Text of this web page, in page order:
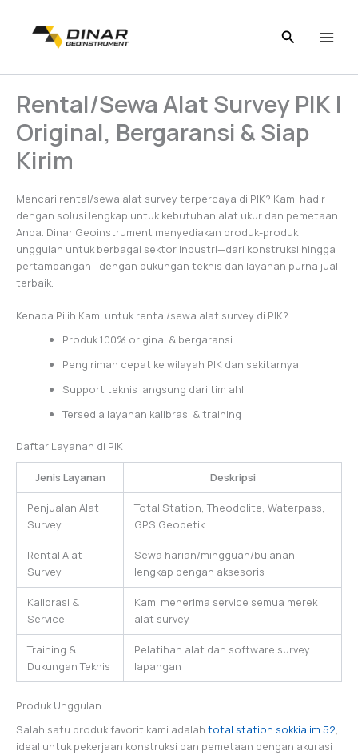
Rental/Sewa Alat Survey PIK |
Original, Bergaransi & Siap
Kirim
Mencari rental/sewa alat survey terpercaya di PIK? Kami hadir
dengan solusi lengkap untuk kebutuhan alat ukur dan pemetaan
Anda. Dinar Geoinstrument menyediakan produk-produk
unggulan untuk berbagai sektor industri—dari konstruksi hingga
pertambangan—dengan dukungan teknis dan layanan purna jual
terbaik.
Kenapa Pilih Kami untuk rental/sewa alat survey di PIK?
Produk 100% original & bergaransi
Pengiriman cepat ke wilayah PIK dan sekitarnya
Support teknis langsung dari tim ahli
Tersedia layanan kalibrasi & training
Daftar Layanan di PIK
Jenis Layanan Deskripsi
Penjualan Alat
Survey
Total Station, Theodolite, Waterpass,
GPS Geodetik
Rental Alat
Survey
Sewa harian/mingguan/bulanan
lengkap dengan aksesoris
Kalibrasi &
Service
Kami menerima service semua merek
alat survey
Training &
Dukungan Teknis
Pelatihan alat dan software survey
lapangan
Produk Unggulan
Salah satu produk favorit kami adalah total station sokkia im 52,
ideal untuk pekerjaan konstruksi dan pemetaan dengan akurasi